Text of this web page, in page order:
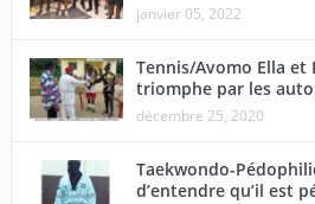
janvier 05, 2022
Tennis/Avomo Ella et
triomphe par les
décembre 25, 2020
Taekwondo-
d’entendre qu’il est